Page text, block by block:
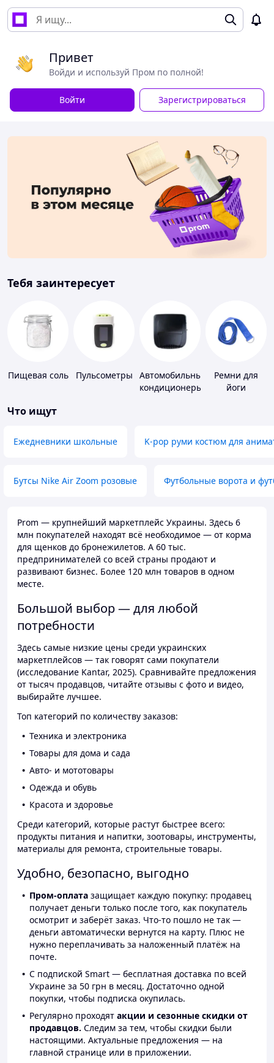
Привет
Войди и используй Пром по полной!
Войти Зарегистрироваться
Тебя заинтересует
Пищевая соль Пульсометры
Автомобильные
кондиционеры
Ремни для
йоги
Что ищут
Ежедневники школьные K-pop руми костюм для
Бутсы Nike Air Zoom розовые Футбольные ворота и
Prom — крупнейший маркетплейс Украины. Здесь 6
млн покупателей находят всё необходимое — от корма
для щенков до бронежилетов. А 60 тыс.
предпринимателей со всей страны продают и
развивают бизнес. Более 120 млн товаров в одном
месте.
Большой выбор — для любой
потребности
Здесь самые низкие цены среди украинских
маркетплейсов — так говорят сами покупатели
(исследование Kantar, 2025). Сравнивайте предложения
от тысяч продавцов, читайте отзывы с фото и видео,
выбирайте лучшее.
Топ категорий по количеству заказов:
Техника и электроника
Товары для дома и сада
Авто- и мототовары
Одежда и обувь
Красота и здоровье
Среди категорий, которые растут быстрее всего:
продукты питания и напитки, зоотовары, инструменты,
материалы для ремонта, строительные товары.
Удобно, безопасно, выгодно
Пром-оплата защищает каждую покупку: продавец
получает деньги только после того, как покупатель
осмотрит и заберёт заказ. Что-то пошло не так —
деньги автоматически вернутся на карту. Плюс не
нужно переплачивать за наложенный платёж на
почте.
С подпиской Smart — бесплатная доставка по всей
Украине за 50 грн в месяц. Достаточно одной
покупки, чтобы подписка окупилась.
Регулярно проходят акции и сезонные скидки от
продавцов. Следим за тем, чтобы скидки были
настоящими. Актуальные предложения — на
главной странице или в приложении.